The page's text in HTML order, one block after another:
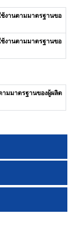
งานตามมาตรฐานขอ
งานตามมาตรฐานขอ
มมาตรฐานของผู้ผลิต